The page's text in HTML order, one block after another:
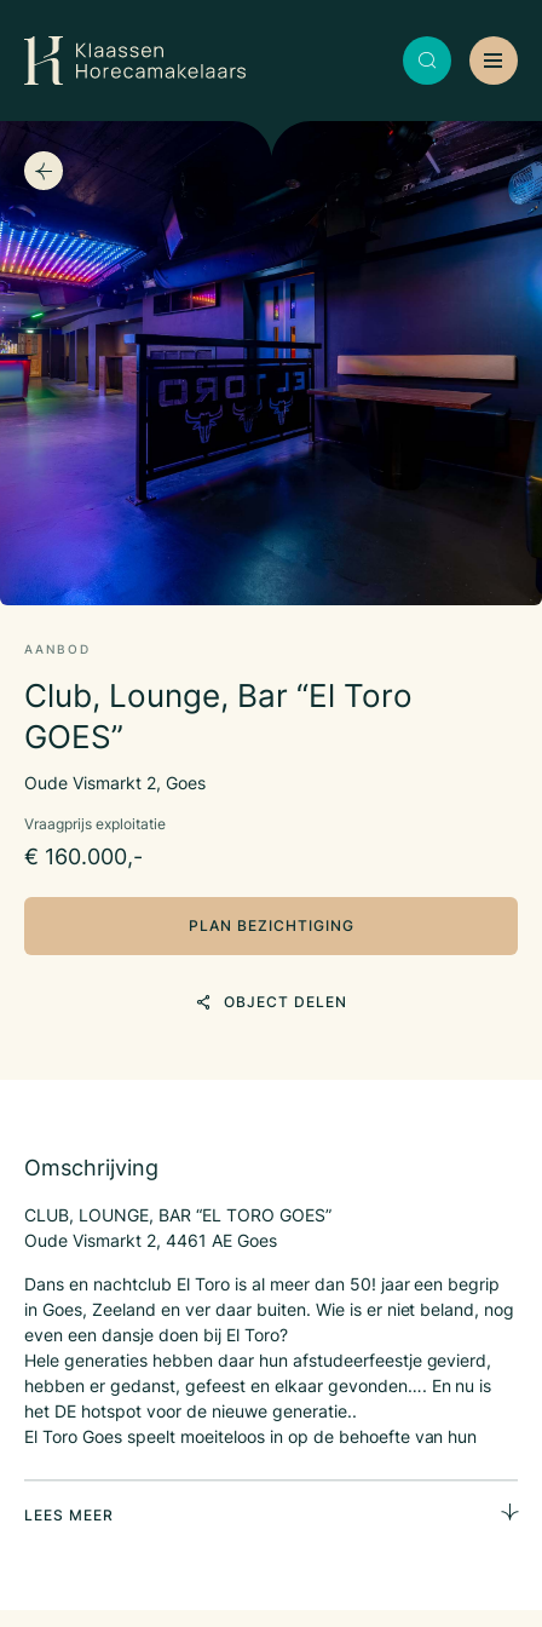
AANBOD
Club, Lounge, Bar “El Toro
GOES”
Oude Vismarkt 2, Goes
Vraagprijs exploitatie
€ 160.000,-
PLAN BEZICHTIGING
OBJECT DELEN
Omschrijving
CLUB, LOUNGE, BAR “EL TORO GOES”
Oude Vismarkt 2, 4461 AE Goes
Dans en nachtclub El Toro is al meer dan 50! jaar een begrip
in Goes, Zeeland en ver daar buiten. Wie is er niet beland, nog
even een dansje doen bij El Toro?
Hele generaties hebben daar hun afstudeerfeestje gevierd,
hebben er gedanst, gefeest en elkaar gevonden…. En nu is
het DE hotspot voor de nieuwe generatie..
El Toro Goes speelt moeiteloos in op de behoefte van hun
avonden.
LEES MEER